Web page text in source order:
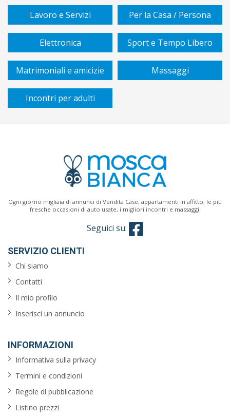
Vendita
affitto
Tipo
di
Lavoro e Servizi Per la Casa / Persona
Elettronica Sport e Tempo Libero
Matrimoniali e amicizie Massaggi
Incontri per adulti
Ogni giorno migliaia di annunci di Vendita Case, appartamenti in affitto, le più
fresche occasioni di auto usate, i migliori incontri e massaggi.
Seguici su:
SERVIZIO CLIENTI
Chi siamo
Contatti
Il mio profilo
Inserisci un annuncio
INFORMAZIONI
Informativa sulla privacy
Termini e condizioni
Regole di pubblicazione
Listino prezzi